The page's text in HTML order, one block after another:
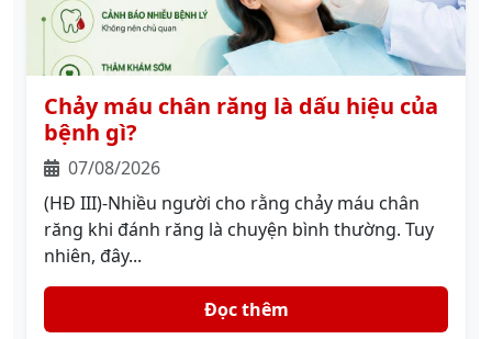
Chảy máu chân răng là dấu hiệu của
bệnh gì?
07/08/2026
(HĐ III)-Nhiều người cho rằng chảy máu chân
răng khi đánh răng là chuyện bình thường. Tuy
nhiên, đây...
Đọc thêm